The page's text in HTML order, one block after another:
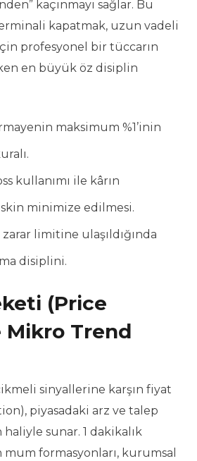
kaçınmayı sağlar. Bu
kapatmak, uzun vadeli
profesyonel bir tüccarın
en büyük öz disiplin
maksimum %1’inin
kullanımı ile kârın
minimize edilmesi.
limitine ulaşıldığında
disiplini.
(Price
Trend
sinyallerine karşın fiyat
piyasadaki arz ve talep
sunar. 1 dakikalık
formasyonları, kurumsal